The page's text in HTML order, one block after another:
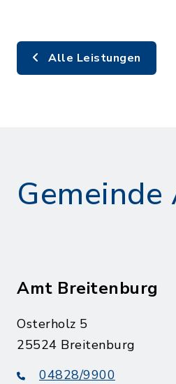
Alle Leistungen
Gemeinde
Amt Breitenburg
Osterholz 5
25524 Breitenburg
04828/9900